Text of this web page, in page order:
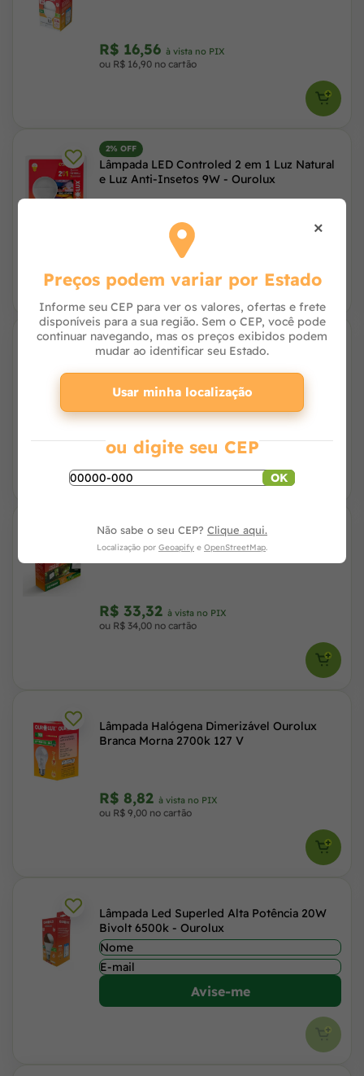
R$ 16,56 à vista no PIX
ou R$ 16,90 no cartão
2% OFF
Lâmpada LED Controled 2 em 1 Luz Natural
e Luz Anti-Insetos 9W - Ourolux
à vista no PIX
ou R$ 32,00 no cartão
Refletor Super Led Slim Pro 30W Bivolt
R$ 55,76
ou R$ 56,90 no cartão
Refletor Superled Slim Verde 10W -
Ourolux
R$ 33,32 à vista no PIX
ou R$ 34,00 no cartão
Lâmpada Halógena Dimerizável Ourolux
Branca Morna 2700k 127 V
R$ 8,82 à vista no PIX
ou R$ 9,00 no cartão
Lâmpada Led Superled Alta Potência 20W
Bivolt 6500k - Ourolux
Avise-me
×
Preços podem variar por Estado
Informe seu CEP para ver os valores, ofertas e frete
disponíveis para a sua região. Sem o CEP, você pode
continuar navegando, mas os preços exibidos podem
mudar ao identificar seu Estado.
Usar minha localização
ou digite seu CEP
OK
Não sabe o seu CEP? Clique aqui.
Localização por Geoapify e OpenStreetMap